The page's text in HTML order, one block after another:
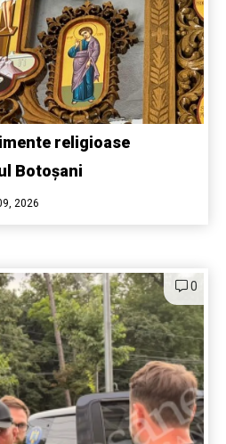
religioase
Botoșani
2026
0